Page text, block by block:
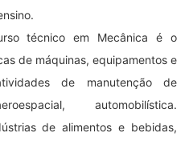
técnico em Mecânica é o
de máquinas, equipamentos e
de manutenção de
automobilística.
de alimentos e bebidas,